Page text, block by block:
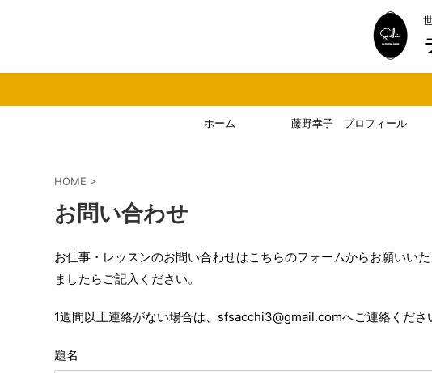
ホーム 藤野幸子 プロフィール
HOME >
お問い合わせ
お仕事・レッスンのお問い合わせはこちらのフォームからお願いい
ましたらご記入ください。
1週間以上連絡がない場合は、sfsacchi3@gmail.comへご連絡くださ
題名